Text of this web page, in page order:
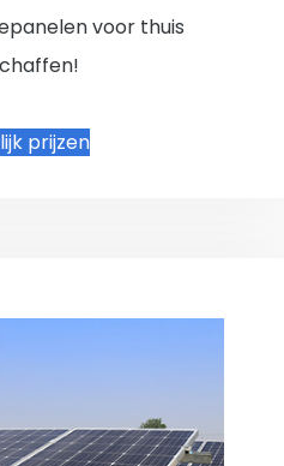
voor thuis
prijzen